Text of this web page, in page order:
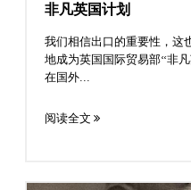
非凡英国计划
我们相信出口的重要性，这
地成为英国国际贸易部“非
在国外...
阅读全文